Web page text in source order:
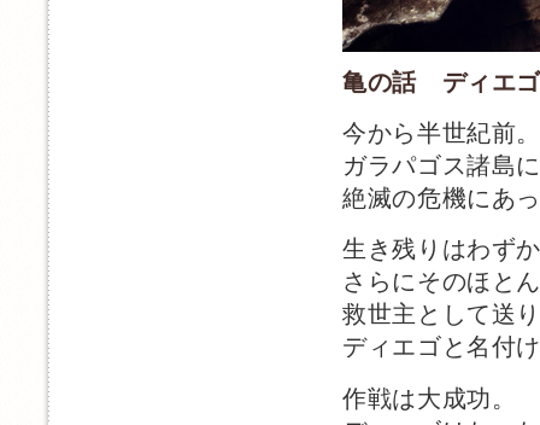
亀の話 ディエ
今から半世紀前
ガラパゴス諸島
絶滅の危機にあ
生き残りはわず
さらにそのほと
救世主として送
ディエゴと名付
作戦は大成功。